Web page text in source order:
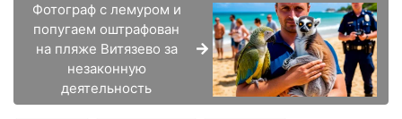
Фотограф с лемуром и
попугаем оштрафован
на пляже Витязево за
незаконную
деятельность